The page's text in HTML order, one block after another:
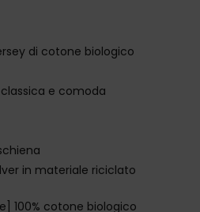
di cotone biologico
e comoda
in materiale riciclato
100% cotone biologico